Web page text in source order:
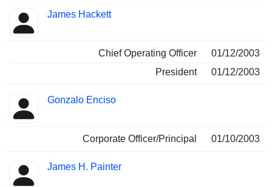
James Hackett
Chief Operating Officer
01/12/2003
President
01/12/2003
Gonzalo Enciso
Corporate Officer/Principal 01/10/2003
James H. Painter